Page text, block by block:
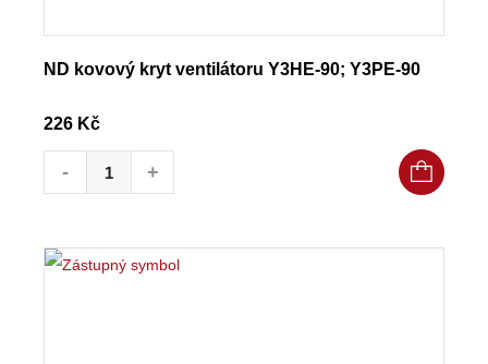
ND kovový kryt ventilátoru Y3HE-90; Y3PE-90
226 Kč
ND kovový kryt ventilátoru Y3HE-90; Y3PE-90 množství
- +